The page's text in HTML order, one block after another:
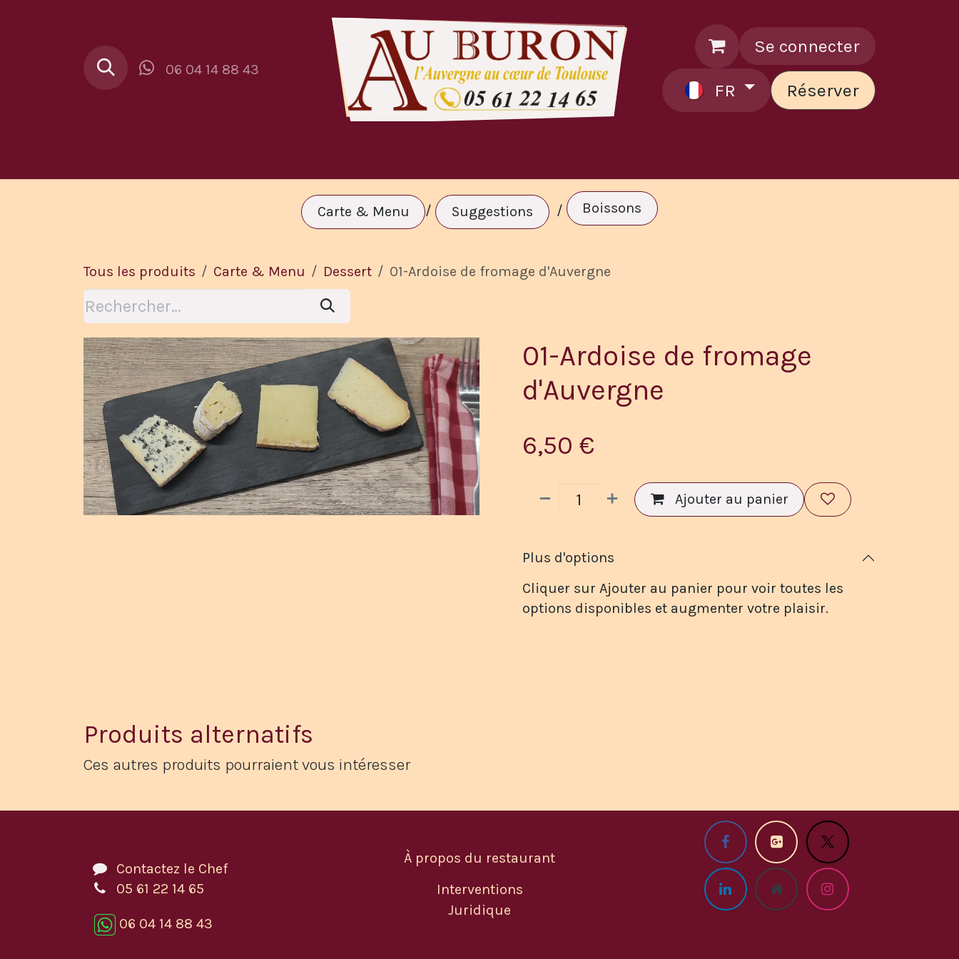
06 04 14 88 43
Se connecter
FR Réserver
Carte & Menu / Suggestions / Boissons
Tous les produits Carte & Menu Dessert 01-Ardoise de fromage d'Auvergne
01-Ardoise de fromage
d'Auvergne
6,50 €
Ajouter au panier
Plus d'options
Cliquer sur Ajouter au panier pour voir toutes les
options disponibles et augmenter votre plaisir.
Produits alternatifs
Ces autres produits pourraient vous intéresser
À propos du restaurant
Interventions
Juridique
Contactez le Chef
05 61 22 14 65
06 04 14 88 43